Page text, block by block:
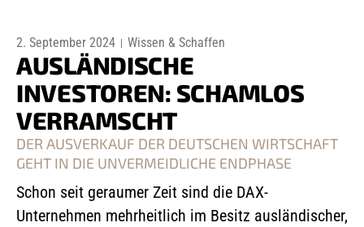
2. September 2024 Wissen & Schaffen
AUSLÄNDISCHE
INVESTOREN: SCHAMLOS
VERRAMSCHT
DER AUSVERKAUF DER DEUTSCHEN WIRTSCHAFT
GEHT IN DIE UNVERMEIDLICHE ENDPHASE
Schon seit geraumer Zeit sind die DAX-
Unternehmen mehrheitlich im Besitz ausländischer,